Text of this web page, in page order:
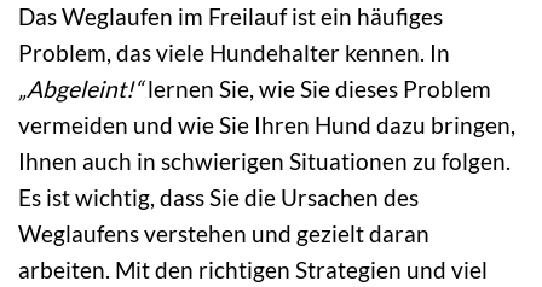
Das Weglaufen im Freilauf ist ein häufiges
Problem, das viele Hundehalter kennen. In
„Abgeleint!“lernen Sie, wie Sie dieses Problem
vermeiden und wie Sie Ihren Hund dazu bringen,
Ihnen auch in schwierigen Situationen zu folgen.
Es ist wichtig, dass Sie die Ursachen des
Weglaufens verstehen und gezielt daran
arbeiten. Mit den richtigen Strategien und viel